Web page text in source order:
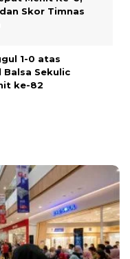
Skor Timnas
1-0 atas
Balsa Sekulic
ke-82